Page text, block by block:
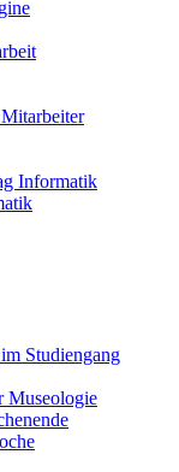
Informatik
Studiengang
Museologie